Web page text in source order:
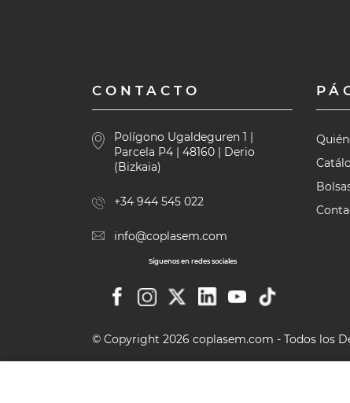
CONTACTO
Polígono Ugaldeguren 1 |
Parcela P4 | 48160 | Derio
(Bizkaia)
+34 944 545 022
info@coplasem.com
Síguenos en redes sociales
© Copyright 2026 coplasem.com - Todos los